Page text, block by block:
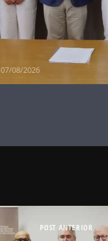
07/08/2026
POST ANTERIOR